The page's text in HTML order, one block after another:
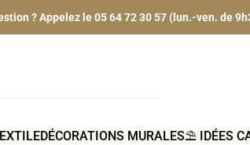
? Appelez le 05 64 72 30 57 (lun.-ven. de
DÉCORATIONS MURALES⛱️ IDÉES